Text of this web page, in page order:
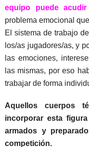
equipo puede
problema emocional
El sistema de trabajo
los/as jugadores/as, y
las emociones,
las mismas, por eso
trabajar de forma
Aquellos cuerpos
incorporar esta
armados y
competición.